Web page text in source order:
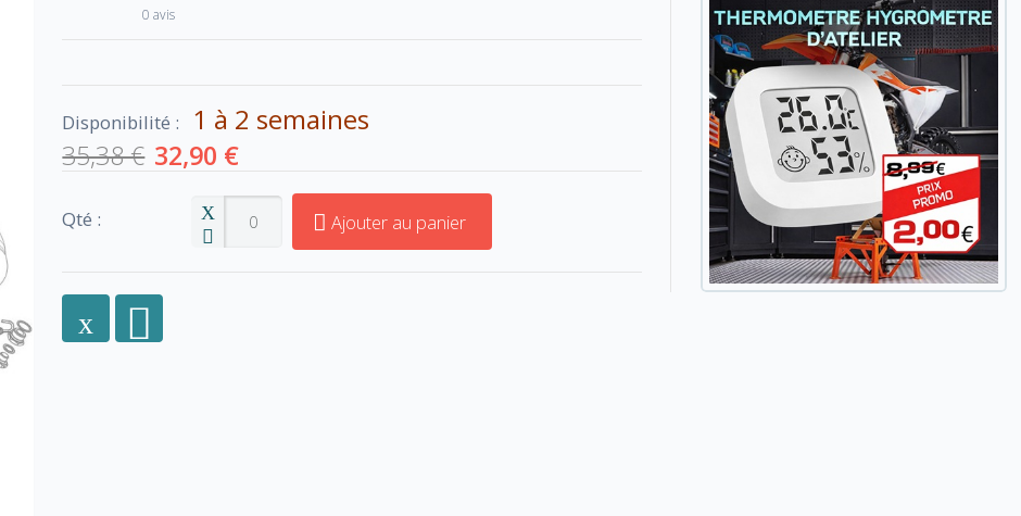
0 avis
Disponibilité : 1 à 2 semaines
35,38 € 32,90 €
Qté : Ajouter au panier